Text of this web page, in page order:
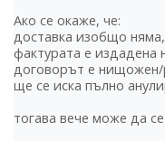
Ако се окаже, че:
доставка изобщо няма,
фактурата е издадена
договорът е нищожен/
ще се иска пълно
тогава вече може да